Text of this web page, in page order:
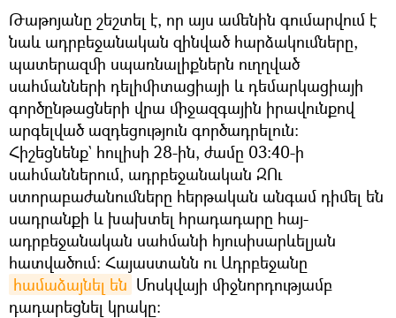
Թաթոյանը շեշտել է, որ այս ամենին գումարվում է
նաև ադրբեջանական զինված հարձակումները,
պատերազմի սպառնալիքներն ուղղված
սահմանների դելիմիտացիայի և դեմարկացիայի
գործընթացների վրա միջազգային իրավունքով
արգելված ազդեցություն գործադրելուն:
Հիշեցնենք` հուլիսի 28-ին, ժամը 03:40-ի
սահմաններում, ադրբեջանական ԶՈւ
ստորաբաժանումները հերթական անգամ դիմել են
սադրանքի և խախտել հրադադարը հայ-
ադրբեջանական սահմանի հյուսիսարևելյան
հատվածում: Հայաստանն ու Ադրբեջանը
համաձայնել են Մոսկվայի միջնորդությամբ
դադարեցնել կրակը։